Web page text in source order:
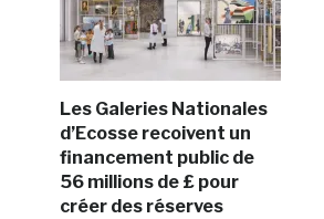
Les Galeries Nationales
d’Ecosse recoivent un
financement public de
56 millions de £ pour
créer des réserves